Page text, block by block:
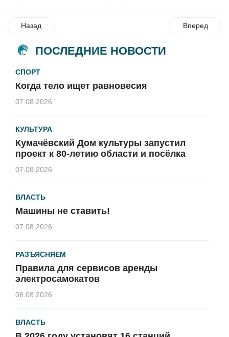
Назад Вперед
ПОСЛЕДНИЕ НОВОСТИ
СПОРТ
Когда тело ищет равновесия
07.08.2026
КУЛЬТУРА
Кумачёвский Дом культуры запустил
проект к 80-летию области и посёлка
07.08.2026
ВЛАСТЬ
Машины не ставить!
07.08.2026
РАЗЪЯСНЯЕМ
Правила для сервисов аренды
электросамокатов
06.08.2026
ВЛАСТЬ